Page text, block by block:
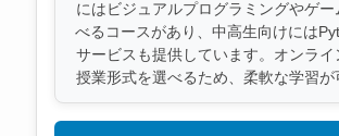
にはビジュアルプログラミングやゲー
べるコースがあり、中高生向けには
サービスも提供しています。オンライ
授業形式を選べるため、柔軟な学習が